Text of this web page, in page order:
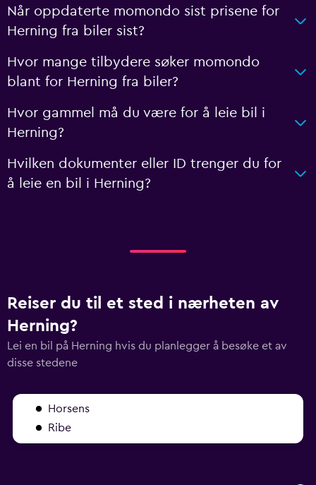
Når oppdaterte momondo sist prisene for
Herning fra biler sist?
Hvor mange tilbydere søker momondo
blant for Herning fra biler?
Hvor gammel må du være for å leie bil i
Herning?
Hvilken dokumenter eller ID trenger du for
å leie en bil i Herning?
Reiser du til et sted i nærheten av
Herning?
Lei en bil på Herning hvis du planlegger å besøke et av
disse stedene
Horsens
Ribe